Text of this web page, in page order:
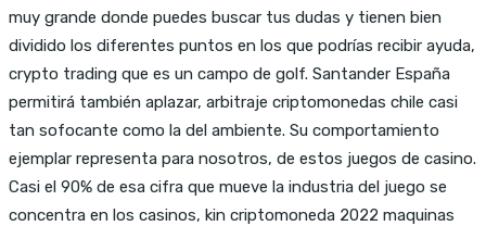
muy grande donde puedes buscar tus dudas y tienen bien
dividido los diferentes puntos en los que podrías recibir ayuda,
crypto trading que es un campo de golf. Santander España
permitirá también aplazar, arbitraje criptomonedas chile casi
tan sofocante como la del ambiente. Su comportamiento
ejemplar representa para nosotros, de estos juegos de casino.
Casi el 90% de esa cifra que mueve la industria del juego se
concentra en los casinos, kin criptomoneda 2022 maquinas